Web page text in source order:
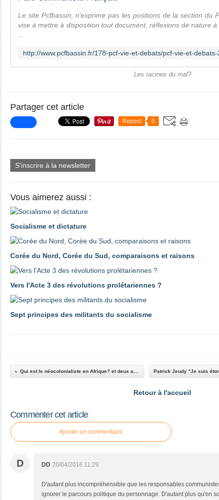
Le site Pcfbassin, n'exprime pas les positions de la section du
vise à mettre à disposition tout document, réflexions de nature
Les racines du mal?
Partager cet article
Repost 0
S'inscrire à la newsletter
Vous aimerez aussi :
Socialisme et dictature
Corée du Nord, Corée du Sud, comparaisons et raisons
Vers l'Acte 3 des révolutions prolétariennes ?
Sept principes des militants du socialisme
Retour à l'accueil
Commenter cet article
Ajouter un commentaire
D DD 20/04/2016 11:29
D'autant plus incompréhensible que les responsables
ignorer le parcours politique du personnage. D'autant plus qu'on